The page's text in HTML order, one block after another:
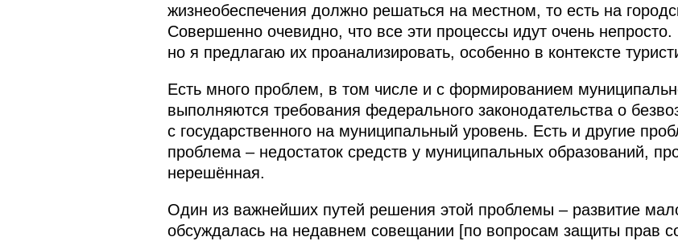
жизнеобеспечения должно решаться на местном, то есть на
Совершенно очевидно, что все эти процессы идут очень
но я предлагаю их проанализировать, особенно в контексте
Есть много проблем, в том числе и с формированием
выполняются требования федерального законодательства о
с государственного на муниципальный уровень. Есть и другие
проблема – недостаток средств у муниципальных образований,
нерешённая.
Один из важнейших путей решения этой проблемы – развитие
обсуждалась на недавнем совещании [по вопросам защиты прав